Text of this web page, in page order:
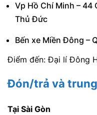
Vp Hồ Chí Minh – 44
Thủ Đức
Bến xe Miền Đông –
Điểm đến: Đại lí Đông
Đón/trả và
Tại Sài Gòn